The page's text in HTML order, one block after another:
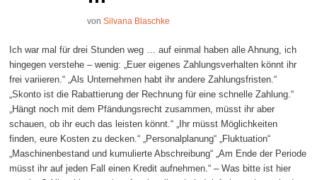
vonSilvana Blaschke
Ich war mal für drei Stunden weg … auf einmal haben alle Ahnung, ich
hingegen verstehe – wenig: „Euer eigenes Zahlungsverhalten könnt ihr
frei variieren.“ „Als Unternehmen habt ihr andere Zahlungsfristen.“
„Skonto ist die Rabattierung der Rechnung für eine schnelle Zahlung.“
„Hängt noch mit dem Pfändungsrecht zusammen, müsst ihr aber
schauen, ob ihr euch das leisten könnt.“ „Ihr müsst Möglichkeiten
finden, eure Kosten zu decken.“ „Personalplanung“ „Fluktuation“
„Maschinenbestand und kumulierte Abschreibung“ „Am Ende der Periode
müsst ihr auf jeden Fall einen Kredit aufnehmen.“ – Was bitte ist hier